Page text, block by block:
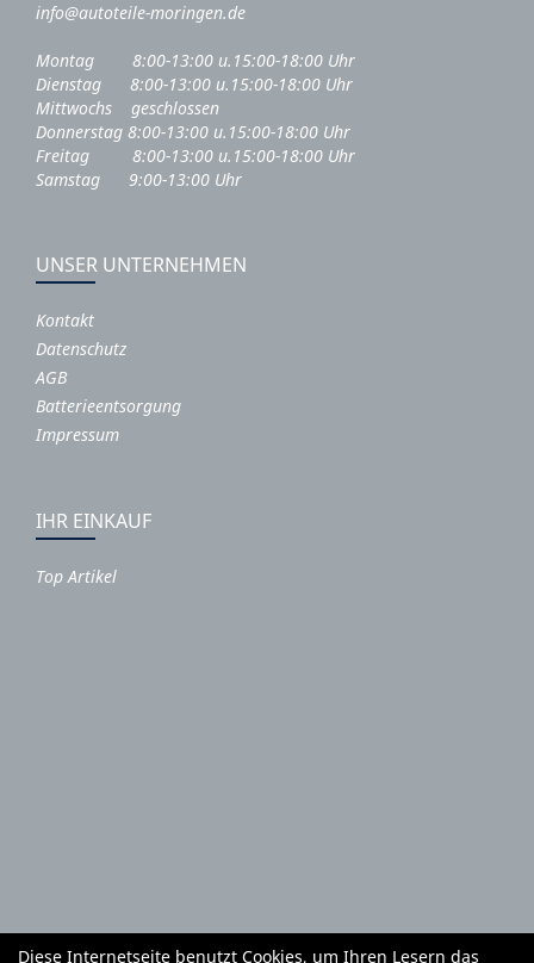
info@autoteile-moringen.de
Montag 8:00-13:00 u.15:00-18:00 Uhr
Dienstag 8:00-13:00 u.15:00-18:00 Uhr
Mittwochs geschlossen
Donnerstag 8:00-13:00 u.15:00-18:00 Uhr
Freitag 8:00-13:00 u.15:00-18:00 Uhr
Samstag 9:00-13:00 Uhr
UNSER UNTERNEHMEN
Kontakt
Datenschutz
AGB
Batterieentsorgung
Impressum
IHR EINKAUF
Top Artikel
Diese Internetseite benutzt Cookies, um Ihren Lesern das